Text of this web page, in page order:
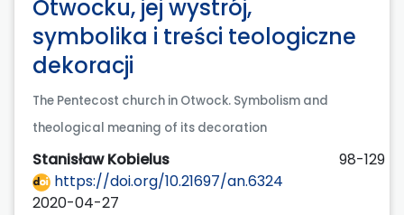
Otwocku, jej wystrój,
symbolika i treści teologiczne
dekoracji
The Pentecost church in Otwock. Symbolism and
theological meaning of its decoration
Stanisław Kobielus
98-129
https://doi.org/10.21697/an.6324
2020-04-27